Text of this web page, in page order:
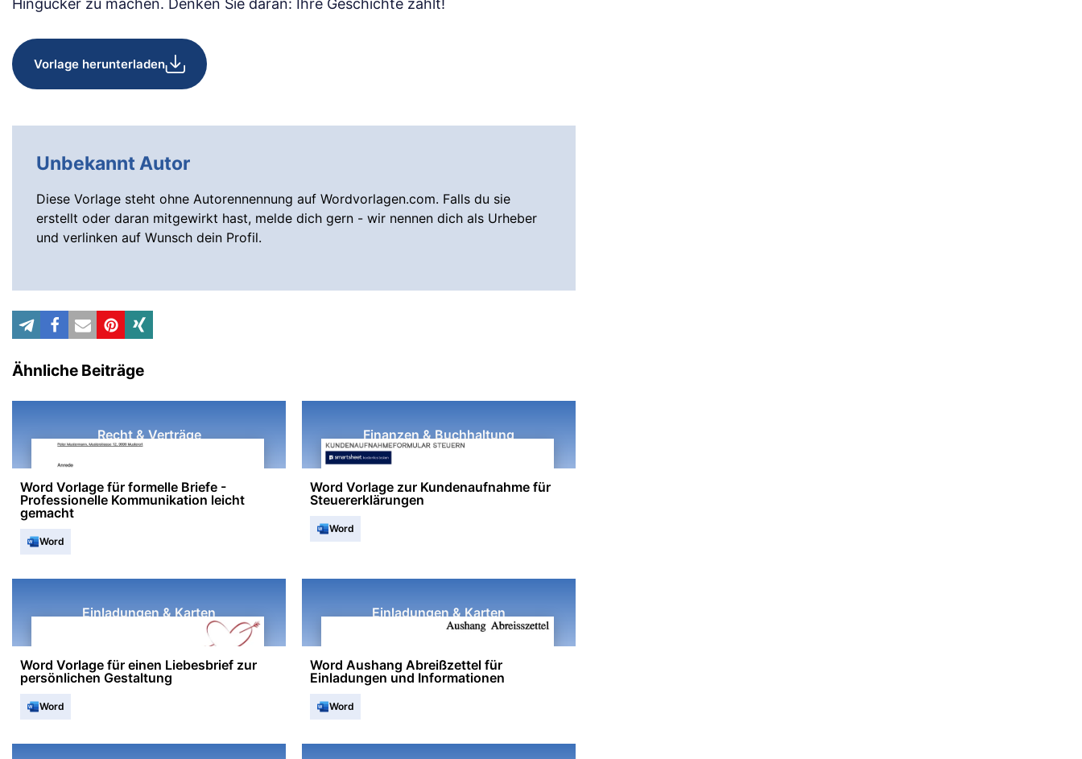
Hingucker zu machen. Denken Sie daran: Ihre Geschichte zählt!
Vorlage herunterladen
Unbekannt Autor
Diese Vorlage steht ohne Autorennennung auf Wordvorlagen.com. Falls du sie
erstellt oder daran mitgewirkt hast, melde dich gern - wir nennen dich als Urheber
und verlinken auf Wunsch dein Profil.
Ähnliche Beiträge
Recht & Verträge
Word Vorlage für formelle Briefe -
Professionelle Kommunikation leicht
gemacht
Word
Finanzen & Buchhaltung
Word Vorlage zur Kundenaufnahme für
Steuererklärungen
Word
Einladungen & Karten
Word Vorlage für einen Liebesbrief zur
persönlichen Gestaltung
Word
Einladungen & Karten
Word Aushang Abreißzettel für
Einladungen und Informationen
Word